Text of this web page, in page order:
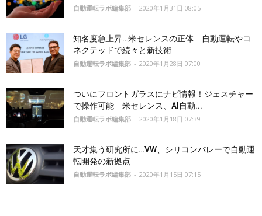
自動運転ラボ編集部 - 2020年1月31日 08:05
知名度急上昇…米セレンスの正体 自動運転やコ
ネクテッドで続々と新技術
自動運転ラボ編集部 - 2020年1月28日 07:00
ついにフロントガラスにナビ情報！ジェスチャー
で操作可能 米セレンス、AI自動...
自動運転ラボ編集部 - 2020年1月18日 07:39
天才集う研究所に…VW、シリコンバレーで自動運
転開発の新拠点
自動運転ラボ編集部 - 2020年1月15日 07:15